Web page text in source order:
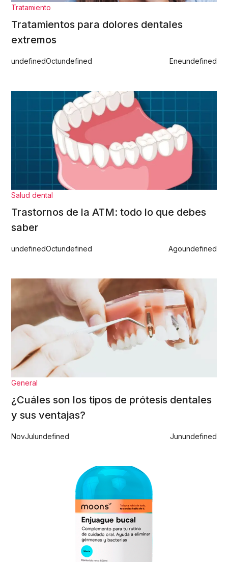
Tratamiento
Tratamientos para dolores dentales
extremos
undefinedOctundefined Eneundefined
Salud dental
Trastornos de la ATM: todo lo que debes
saber
undefinedOctundefined Agoundefined
General
¿Cuáles son los tipos de prótesis dentales
y sus ventajas?
NovJulundefined Junundefined